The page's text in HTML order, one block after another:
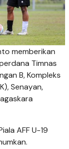
memberikan
Timnas
B, Kompleks
Senayan,
AFF U-19